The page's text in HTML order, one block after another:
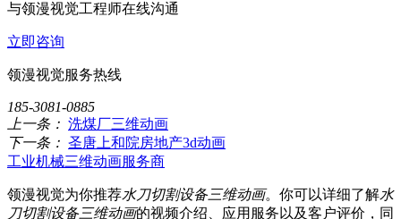
与领漫视觉工程师在线沟通
立即咨询
领漫视觉服务热线
185-3081-0885
上一条： 洗煤厂三维动画
下一条： 圣唐上和院房地产3d动画
工业机械三维动画服务商
领漫视觉为你推荐水刀切割设备三维动画。你可以详细了解水
刀切割设备三维动画的视频介绍、应用服务以及客户评价，同